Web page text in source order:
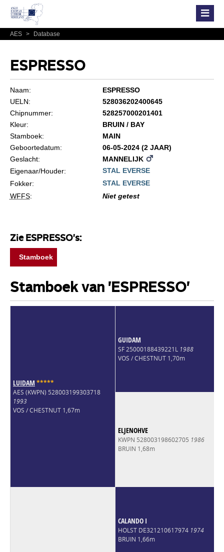
AES > Database
ESPRESSO
Naam:
ESPRESSO
UELN:
528036202400645
Chipnummer:
528257000201401
Kleur:
BRUIN / BAY
Stamboek:
MAIN
Geboortedatum:
06-05-2024 (2 JAAR)
Geslacht:
MANNELIJK
Eigenaar/Houder:
STAL EVERSE
Fokker:
STAL EVERSE
WFFS: Niet getest
Zie ESPRESSO's:
Stamboek
Stamboek van 'ESPRESSO'
LUIDAM *****
AES (KWPN) 528003199303718
1993
VOS / CHESTNUT 1,67m
GUIDAM
SF 25000188439221L 1988
VOS / CHESTNUT 1,70m
ELJENOHVE
KWPN 528003198602705 1986
BRUIN 1,68m
CALANDO I
HOLST DE321210617974 1974
BRUIN 1,66m